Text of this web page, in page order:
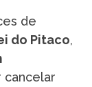
de
do Pitaco,
cancelar